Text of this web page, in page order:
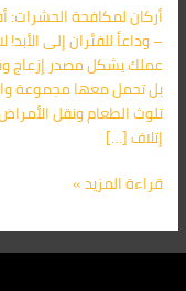
أركان لمكافحة الحشرات:
– وداعاً للفئران إلى
عملك يشكل مصدر إزعاج
بل تحمل معها مجموعة
تلوث الطعام ونقل
إتلاف […]
البحر
الأحمر
–
وداعاً
للفئران
إلى
قراءة المزيد »